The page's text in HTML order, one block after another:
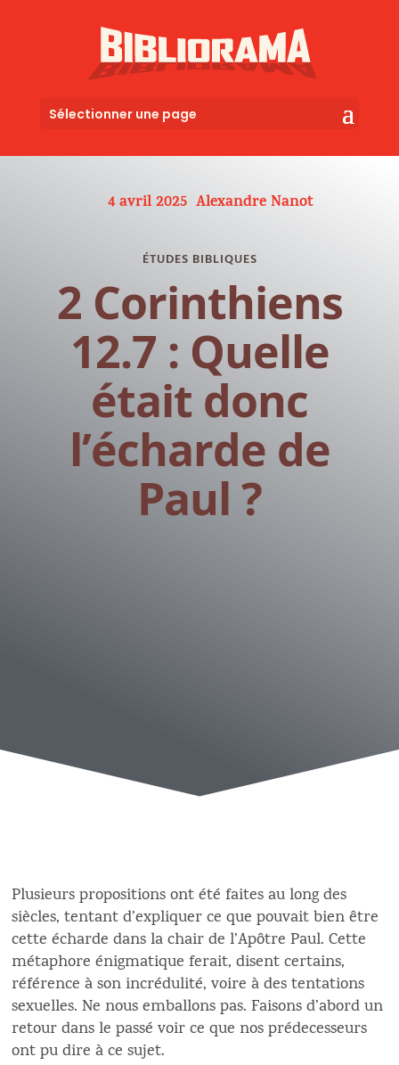
Sélectionner une page
4 avril 2025 Alexandre Nanot
ÉTUDES BIBLIQUES
2 Corinthiens
12.7 : Quelle
était donc
l’écharde de
Paul ?
Plusieurs propositions ont été faites au long des
siècles, tentant d’expliquer ce que pouvait bien être
cette écharde dans la chair de l’Apôtre Paul. Cette
métaphore énigmatique ferait, disent certains,
référence à son incrédulité, voire à des tentations
sexuelles. Ne nous emballons pas. Faisons d’abord un
retour dans le passé voir ce que nos prédecesseurs
ont pu dire à ce sujet.